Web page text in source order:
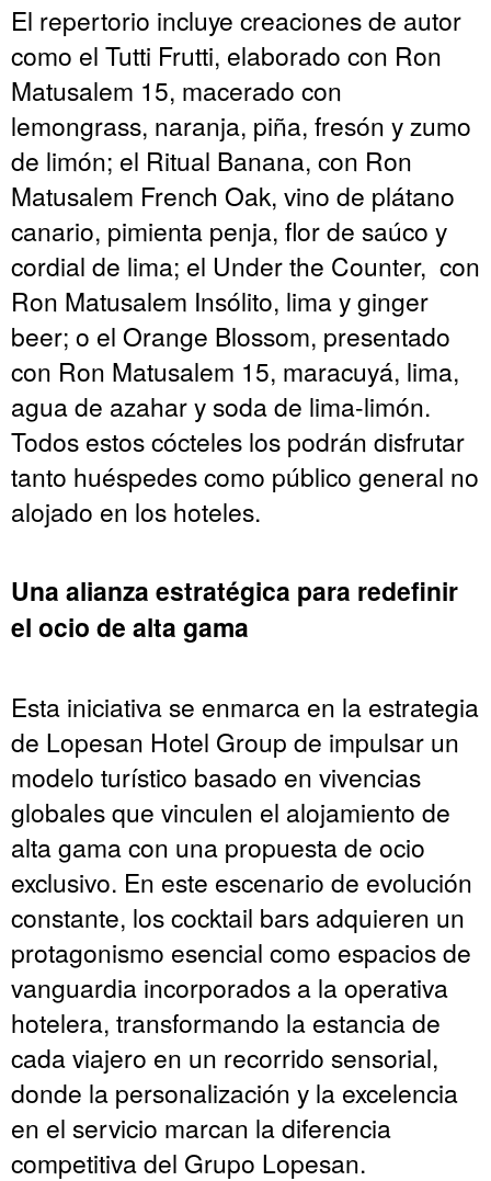
El repertorio incluye creaciones de autor
como el Tutti Frutti, elaborado con Ron
Matusalem 15, macerado con
lemongrass, naranja, piña, fresón y zumo
de limón; el Ritual Banana, con Ron
Matusalem French Oak, vino de plátano
canario, pimienta penja, flor de saúco y
cordial de lima; el Under the Counter, con
Ron Matusalem Insólito, lima y ginger
beer; o el Orange Blossom, presentado
con Ron Matusalem 15, maracuyá, lima,
agua de azahar y soda de lima-limón.
Todos estos cócteles los podrán disfrutar
tanto huéspedes como público general no
alojado en los hoteles.
Una alianza estratégica para redefinir
el ocio de alta gama
Esta iniciativa se enmarca en la estrategia
de Lopesan Hotel Group de impulsar un
modelo turístico basado en vivencias
globales que vinculen el alojamiento de
alta gama con una propuesta de ocio
exclusivo. En este escenario de evolución
constante, los cocktail bars adquieren un
protagonismo esencial como espacios de
vanguardia incorporados a la operativa
hotelera, transformando la estancia de
cada viajero en un recorrido sensorial,
donde la personalización y la excelencia
en el servicio marcan la diferencia
competitiva del Grupo Lopesan.